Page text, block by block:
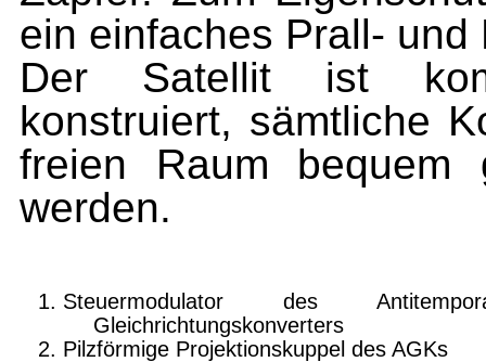
ein einfaches Prall-
Der Satellit ist
konstruiert, sämtliche
freien Raum bequem
werden.
Steuermodulator des
Gleichrichtungskonverters
Pilzförmige Projektionskuppel des AGKs